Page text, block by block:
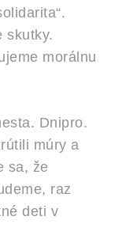
skutky.
morálnu
Dnipro.
múry a
sa, že
raz
deti v